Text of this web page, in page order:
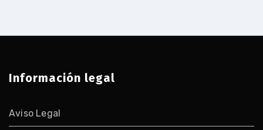
Información legal
Aviso Legal